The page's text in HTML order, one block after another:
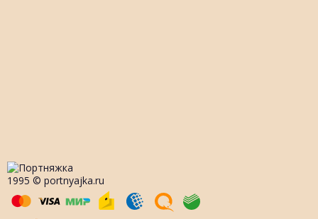
1995 © portnyajka.ru